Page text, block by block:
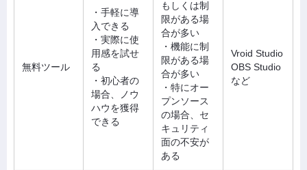
無料ツール
・手軽に導
入できる
・実際に使
用感を試せ
る
・初心者の
場合、ノウ
ハウを獲得
できる
もしくは制
限がある場
合が多い
・機能に制
限がある場
合が多い
・特にオー
プンソース
の場合、セ
キュリティ
面の不安が
ある
Vroid Studio
OBS Studio
など